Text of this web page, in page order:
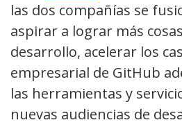
las dos compañías se
aspirar a lograr más
desarrollo, acelerar los
empresarial de GitHub
las herramientas y
nuevas audiencias de